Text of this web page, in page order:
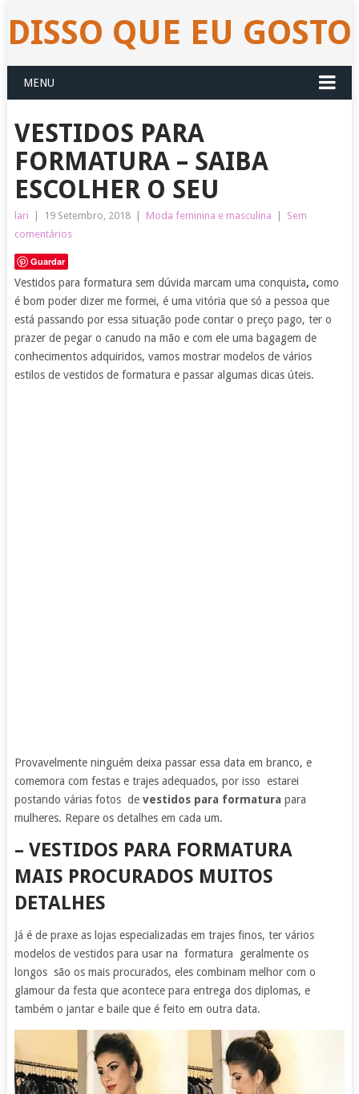
DISSO QUE EU GOSTO
MENU
VESTIDOS PARA
FORMATURA – SAIBA
ESCOLHER O SEU
lari 19 Setembro, 2018 Moda feminina e masculina
Sem
comentários
Guardar
Vestidos para formatura sem dúvida marcam uma conquista, como
é bom poder dizer me formei, é uma vitória que só a pessoa que
está passando por essa situação pode contar o preço pago, ter o
prazer de pegar o canudo na mão e com ele uma bagagem de
conhecimentos adquiridos, vamos mostrar modelos de vários
estilos de vestidos de formatura e passar algumas dicas úteis.
Provavelmente ninguém deixa passar essa data em branco, e
comemora com festas e trajes adequados, por isso estarei
postando várias fotos de vestidos para formatura para
mulheres. Repare os detalhes em cada um.
– VESTIDOS PARA FORMATURA
MAIS PROCURADOS MUITOS
DETALHES
Já é de praxe as lojas especializadas em trajes finos, ter vários
modelos de vestidos para usar na formatura geralmente os
longos são os mais procurados, eles combinam melhor com o
glamour da festa que acontece para entrega dos diplomas, e
também o jantar e baile que é feito em outra data.